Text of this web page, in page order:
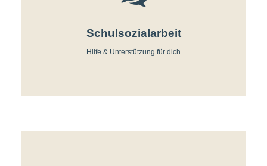
Schulsozialarbeit
Hilfe & Unterstützung für dich